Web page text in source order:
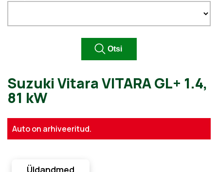
Suzuki Vitara VITARA GL+
Auto on arhiveeritud.
Üldandmed